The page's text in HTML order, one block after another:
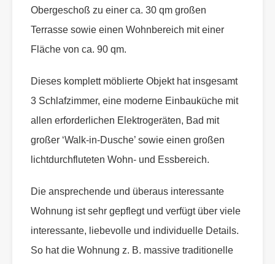
Obergeschoß zu einer ca. 30 qm großen
Terrasse sowie einen Wohnbereich mit einer
Fläche von ca. 90 qm.
Dieses komplett möblierte Objekt hat insgesamt
3 Schlafzimmer, eine moderne Einbauküche mit
allen erforderlichen Elektrogeräten, Bad mit
großer ‘Walk-in-Dusche’ sowie einen großen
lichtdurchfluteten Wohn- und Essbereich.
Die ansprechende und überaus interessante
Wohnung ist sehr gepflegt und verfügt über viele
interessante, liebevolle und individuelle Details.
So hat die Wohnung z. B. massive traditionelle